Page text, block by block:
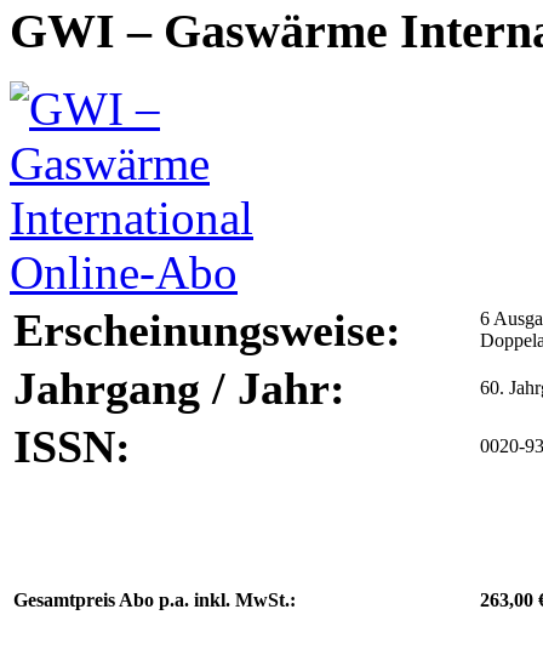
GWI – Gaswärme
Erscheinungsweise:
6
Jahrgang / Jahr: 60.
ISSN: 0020-
Gesamtpreis Abo p.a. inkl. MwSt.: 263,00